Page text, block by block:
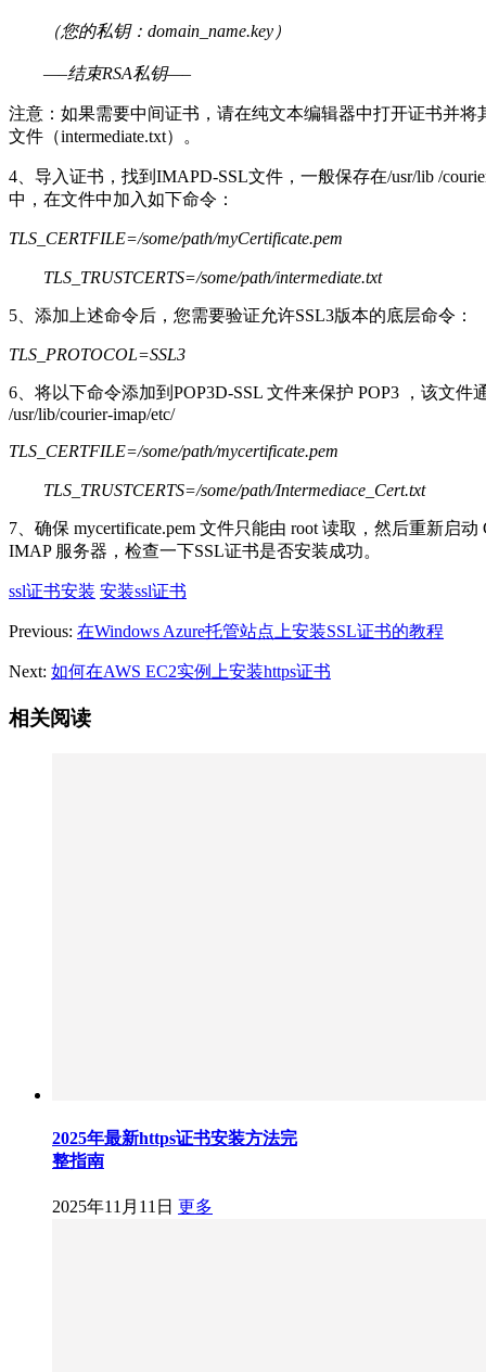
（您的私钥：domain_name.key）
—–结束RSA私钥—–
注意：如果需要中间证书，请在纯文本编辑器中打开证书并将
文件（intermediate.txt）。
4、导入证书，找到IMAPD-SSL文件，一般保存在/usr/lib /
中，在文件中加入如下命令：
TLS_CERTFILE=/some/path/myCertificate.pem
TLS_TRUSTCERTS=/some/path/intermediate.txt
5、添加上述命令后，您需要验证允许SSL3版本的底层命令：
TLS_PROTOCOL=SSL3
6、将以下命令添加到POP3D-SSL 文件来保护 POP3 ，该文件
/usr/lib/courier-imap/etc/
TLS_CERTFILE=/some/path/mycertificate.pem
TLS_TRUSTCERTS=/some/path/Intermediace_Cert.txt
7、确保 mycertificate.pem 文件只能由 root 读取，然后重新启动
IMAP 服务器，检查一下SSL证书是否安装成功。
ssl证书安装 安装ssl证书
Previous: 在Windows Azure托管站点上安装SSL证书的教程
Next: 如何在AWS EC2实例上安装https证书
相关阅读
2025年最新https证书安装方法完
整指南
2025年11月11日 更多